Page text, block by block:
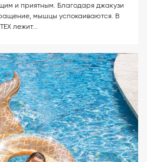
и приятным. Благодаря джакузи
мышцы успокаиваются. В
лежит...